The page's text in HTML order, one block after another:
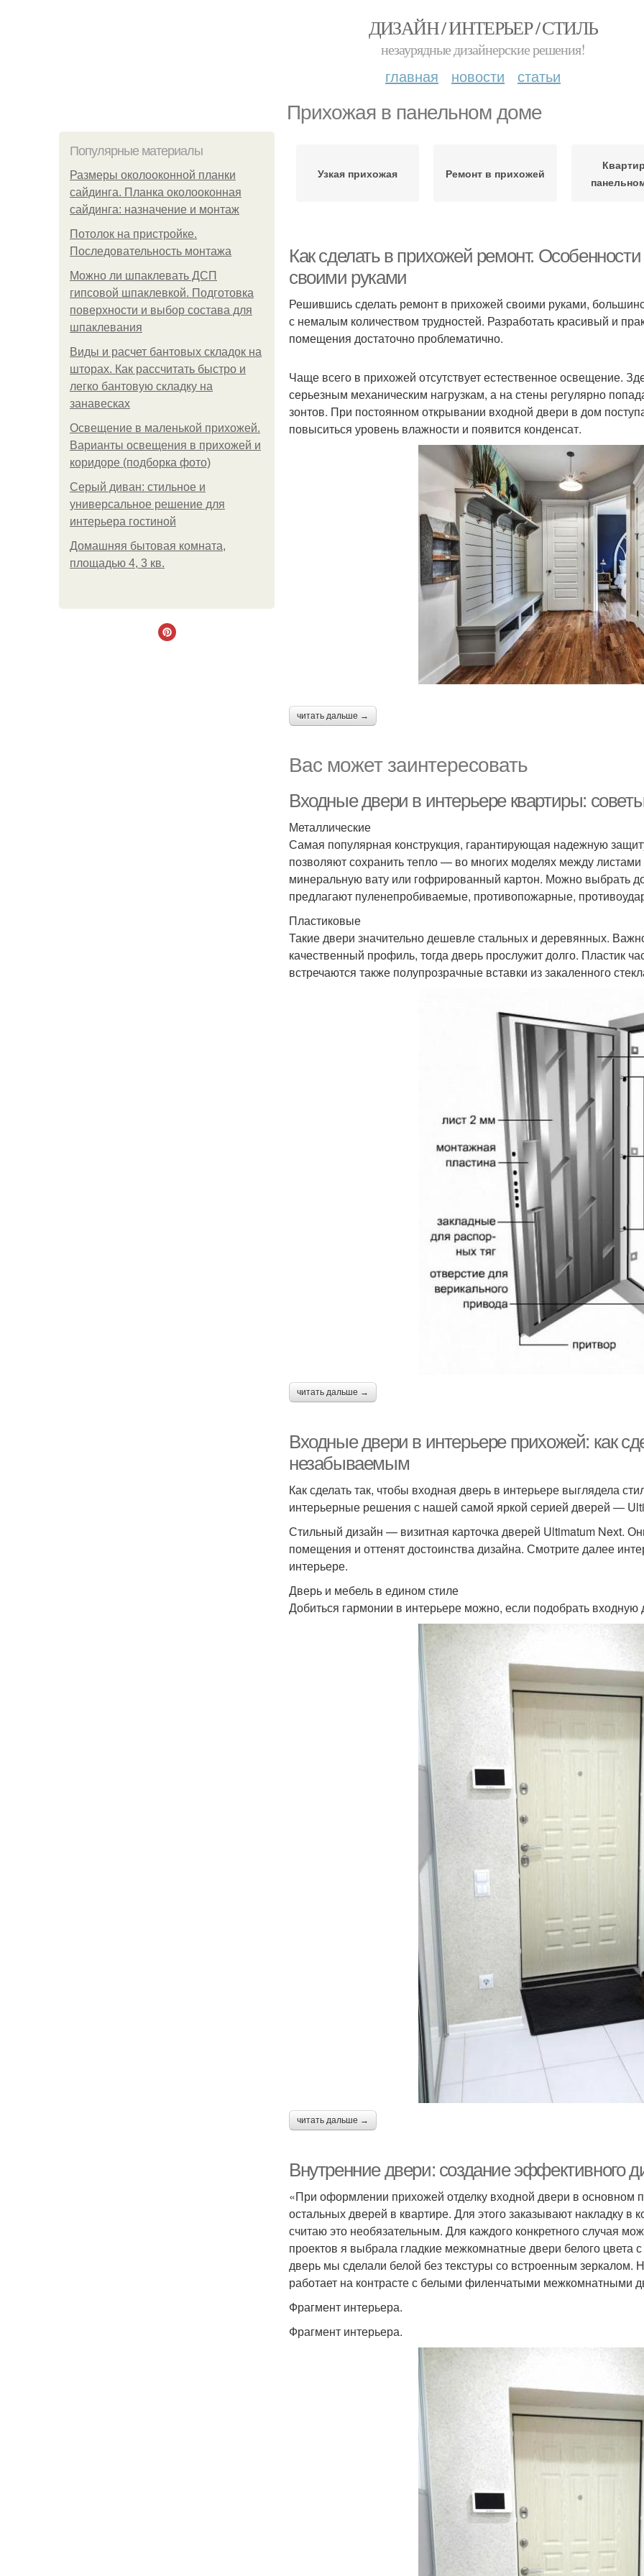
ДИЗАЙН / ИНТЕРЬЕР / СТИЛЬ
незаурядные дизайнерские решения!
главная новости статьи
Прихожая в панельном доме
Популярные материалы
Размеры околооконной планки
сайдинга. Планка околооконная
сайдинга: назначение и монтаж
Потолок на пристройке.
Последовательность монтажа
Можно ли шпаклевать ДСП
гипсовой шпаклевкой. Подготовка
поверхности и выбор состава для
шпаклевания
Виды и расчет бантовых складок на
шторах. Как рассчитать быстро и
легко бантовую складку на
занавесках
Освещение в маленькой прихожей.
Варианты освещения в прихожей и
коридоре (подборка фото)
Серый диван: стильное и
универсальное решение для
интерьера гостиной
Домашняя бытовая комната,
площадью 4, 3 кв.
Узкая прихожая Ремонт в прихожей
Как сделать в прихожей ремонт.
своими руками
Решившись сделать ремонт в прихожей своими руками,
с немалым количеством трудностей. Разработать красивый и
помещения достаточно проблематично.
Чаще всего в прихожей отсутствует естественное освещение.
серьезным механическим нагрузкам, а на стены регулярно
зонтов. При постоянном открывании входной двери в дом
повыситься уровень влажности и появится конденсат.
читать дальше →
Вас может заинтересовать
Входные двери в интерьере квартиры:
Металлические
Самая популярная конструкция, гарантирующая надежную
позволяют сохранить тепло — во многих моделях между
минеральную вату или гофрированный картон. Можно выбрать
предлагают пуленепробиваемые, противопожарные,
Пластиковые
Такие двери значительно дешевле стальных и деревянных.
качественный профиль, тогда дверь прослужит долго. Пластик
встречаются также полупрозрачные вставки из закаленного
читать дальше →
Входные двери в интерьере прихожей: как
незабываемым
Как сделать так, чтобы входная дверь в интерьере выглядела
интерьерные решения с нашей самой яркой серией дверей ―
Стильный дизайн — визитная карточка дверей Ultimatum Next.
помещения и оттенят достоинства дизайна. Смотрите далее
интерьере.
Дверь и мебель в едином стиле
Добиться гармонии в интерьере можно, если подобрать
читать дальше →
Внутренние двери: создание эффективного
«При оформлении прихожей отделку входной двери в основном
остальных дверей в квартире. Для этого заказывают накладку
считаю это необязательным. Для каждого конкретного случая
проектов я выбрала гладкие межкомнатные двери белого цвета
дверь мы сделали белой без текстуры со встроенным зеркалом.
работает на контрасте с белыми филенчатыми межкомнатными
Фрагмент интерьера.
Фрагмент интерьера.